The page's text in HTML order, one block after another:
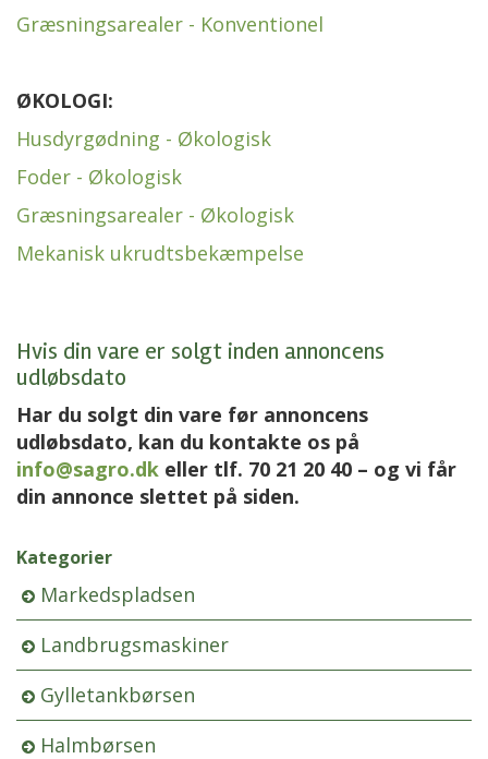
Græsningsarealer - Konventionel
ØKOLOGI:
Husdyrgødning - Økologisk
Foder - Økologisk
Græsningsarealer - Økologisk
Mekanisk ukrudtsbekæmpelse
Hvis din vare er solgt inden annoncens
udløbsdato
Har du solgt din vare før annoncens
udløbsdato, kan du kontakte os på
info@sagro.dk eller tlf. 70 21 20 40 – og vi får
din annonce slettet på siden.
Kategorier
Markedspladsen
Landbrugsmaskiner
Gylletankbørsen
Halmbørsen